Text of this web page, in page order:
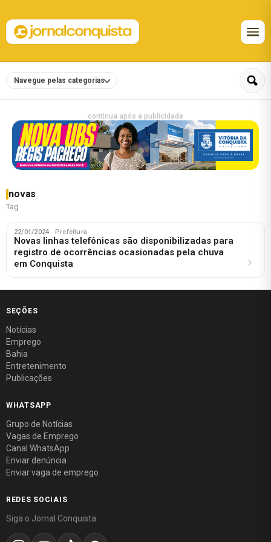
Navegue pelas categorias
continua após a publicidade
novas
Tag
22/01/2024 · Prefeitura
Novas linhas telefônicas são disponibilizadas para
registro de ocorrências ocasionadas pela chuva
em Conquista
SEÇÕES
Notícias
Emprego
Bahia
Entretenimento
Publicações
WHATSAPP
Grupo de Notícias
Vagas de Emprego
Canal WhatsApp
Enviar denúncia
Enviar vaga de emprego
REDES SOCIAIS
Siga o Jornal Conquista